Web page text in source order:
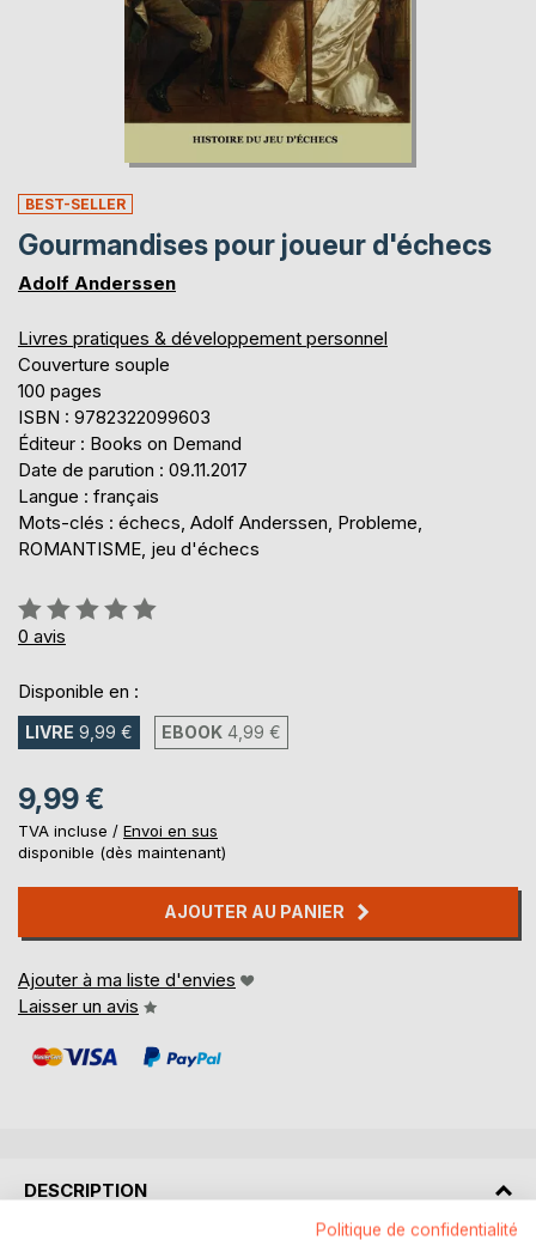
BEST-SELLER
Gourmandises pour joueur d'échecs
Adolf Anderssen
Livres pratiques & développement personnel
Couverture souple
100 pages
ISBN : 9782322099603
Éditeur : Books on Demand
Date de parution : 09.11.2017
Langue : français
Mots-clés : échecs, Adolf Anderssen, Probleme,
ROMANTISME, jeu d'échecs
Évaluation:
0%
0 avis
Disponible en :
LIVRE 9,99 € EBOOK 4,99 €
9,99 €
TVA incluse / Envoi en sus
disponible (dès maintenant)
AJOUTER AU PANIER
Ajouter à ma liste d'envies
Laisser un avis
DESCRIPTION
Politique de confidentialité